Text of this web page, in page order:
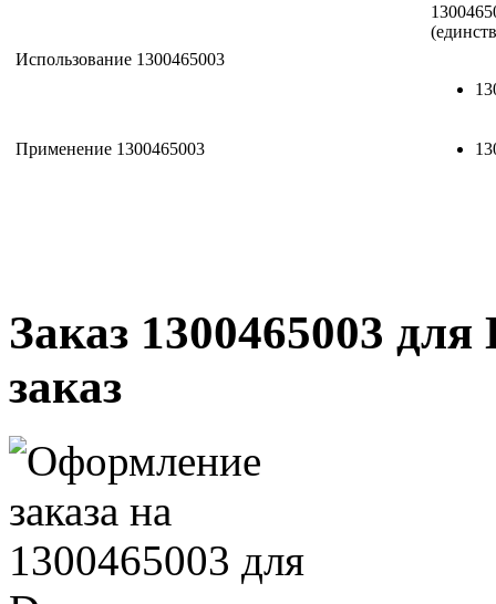
Использование 1300465003
Применение 1300465003
Заказ 1300465003
заказ